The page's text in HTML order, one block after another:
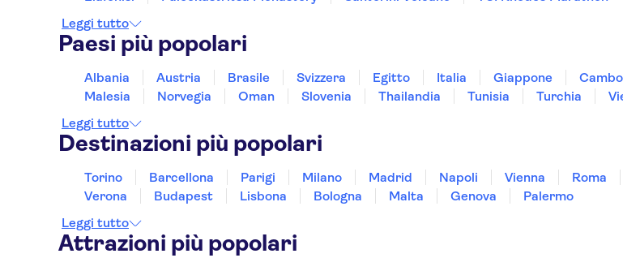
Leggi tutto
Paesi più popolari
Albania Austria Brasile Svizzera Egitto Italia Giappone
Malesia
Norvegia Oman Slovenia Thailandia Tunisia Turchia
Leggi tutto
Destinazioni più popolari
Torino Barcellona Parigi Milano Madrid Napoli Vienna Roma
Verona
Budapest Lisbona Bologna Malta Genova
Palermo
Leggi tutto
Attrazioni più popolari